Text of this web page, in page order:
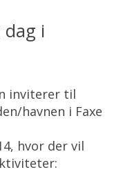
dag i
inviterer til
havnen i Faxe
hvor der vil